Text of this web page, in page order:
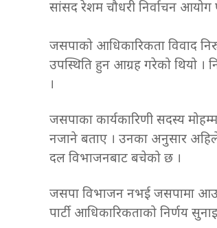
सांसद रेशम चौधरी निर्वाचन
जसपाको आधिकारिकता विवाद
उपस्थिति हुन आग्रह गरेको थियो
।
जसपाका कार्यकारिणी सदस्य
नजाने बताए । उनका अनुसार
दल विभाजनबाट बचेको छ ।
जसपा विभाजन नभई जसपामा
पार्टी आधिकारिकताको निर्णय